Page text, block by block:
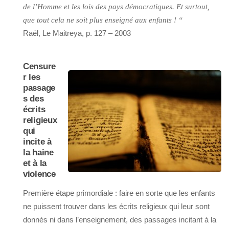
de l’Homme et les lois des pays démocratiques. Et surtout,
que tout cela ne soit plus enseigné aux enfants ! “
Raël, Le Maitreya, p. 127 – 2003
Censure
r les
passage
s des
écrits
religieux
qui
incite à
la haine
et à la
violence
Première étape primordiale : faire en sorte que les enfants
ne puissent trouver dans les écrits religieux qui leur sont
donnés ni dans l’enseignement, des passages incitant à la